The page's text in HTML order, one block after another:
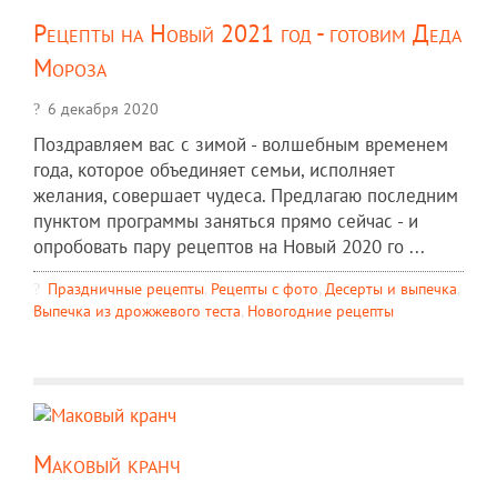
Рецепты на Новый 2021 год - готовим Деда
Мороза
6 декабря 2020
Поздравляем вас с зимой - волшебным временем
года, которое объединяет семьи, исполняет
желания, совершает чудеса. Предлагаю последним
пунктом программы заняться прямо сейчас - и
опробовать пару рецептов на Новый 2020 го ...
Праздничные рецепты, Рецепты c фото, Десерты и выпечка,
Выпечка из дрожжевого теста, Новогодние рецепты
Маковый кранч